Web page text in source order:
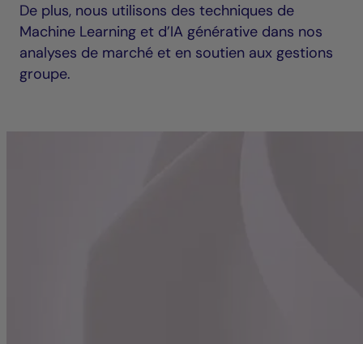
De plus, nous utilisons des techniques de
Machine Learning et d’IA générative dans nos
analyses de marché et en soutien aux gestions
groupe.